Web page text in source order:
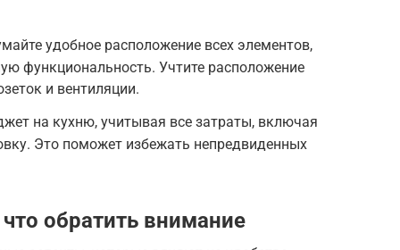
удобное расположение всех элементов,
функциональность. Учтите расположение
и вентиляции.
на кухню, учитывая все затраты, включая
Это поможет избежать непредвиденных
обратить внимание